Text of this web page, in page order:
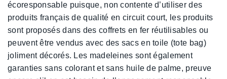
écoresponsable puisque, non contente d’utiliser des
produits français de qualité en circuit court, les produits
sont proposés dans des coffrets en fer réutilisables ou
peuvent être vendus avec des sacs en toile (tote bag)
joliment décorés. Les madeleines sont également
garanties sans colorant et sans huile de palme, preuve